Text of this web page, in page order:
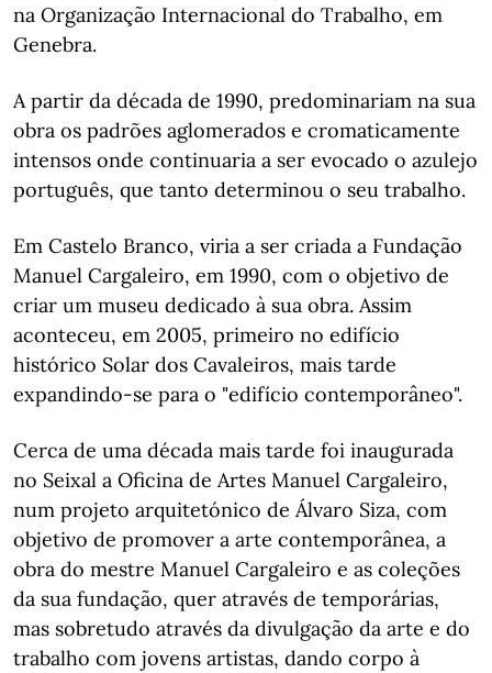
na Organização Internacional do Trabalho, em
Genebra.
A partir da década de 1990, predominariam na sua
obra os padrões aglomerados e cromaticamente
intensos onde continuaria a ser evocado o azulejo
português, que tanto determinou o seu trabalho.
Em Castelo Branco, viria a ser criada a Fundação
Manuel Cargaleiro, em 1990, com o objetivo de
criar um museu dedicado à sua obra. Assim
aconteceu, em 2005, primeiro no edifício
histórico Solar dos Cavaleiros, mais tarde
expandindo-se para o "edifício contemporâneo".
Cerca de uma década mais tarde foi inaugurada
no Seixal a Oficina de Artes Manuel Cargaleiro,
num projeto arquitetónico de Álvaro Siza, com
objetivo de promover a arte contemporânea, a
obra do mestre Manuel Cargaleiro e as coleções
da sua fundação, quer através de temporárias,
mas sobretudo através da divulgação da arte e do
trabalho com jovens artistas, dando corpo à